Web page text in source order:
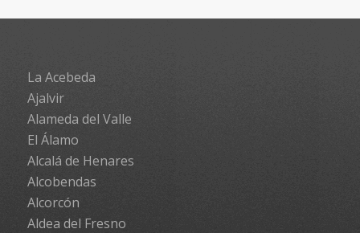
La Acebeda
Ajalvir
Alameda del Valle
El Álamo
Alcalá de Henares
Alcobendas
Alcorcón
Aldea del Fresno